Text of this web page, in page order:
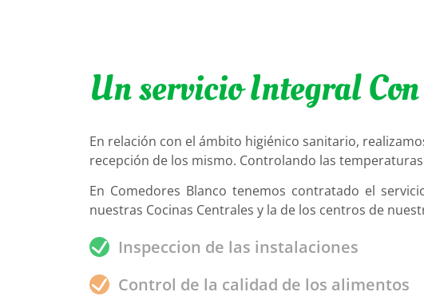
Un servicio Integral
En relación con el ámbito higiénico sanitario,
recepción de los mismo. Controlando las
En Comedores Blanco tenemos contratado el
nuestras Cocinas Centrales y la de los centros de
Inspeccion de las instalaciones
Control de la calidad de los alimentos